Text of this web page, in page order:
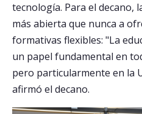
tecnología. Para el decano,
más abierta que nunca a
formativas flexibles: "La
un papel fundamental en
pero particularmente en la
afirmó el decano.